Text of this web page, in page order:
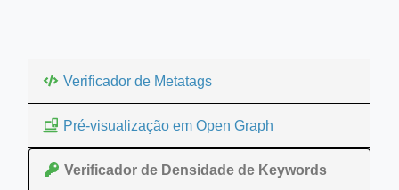
Verificador de Metatags
Pré-visualização em Open Graph
Verificador de Densidade de Keywords